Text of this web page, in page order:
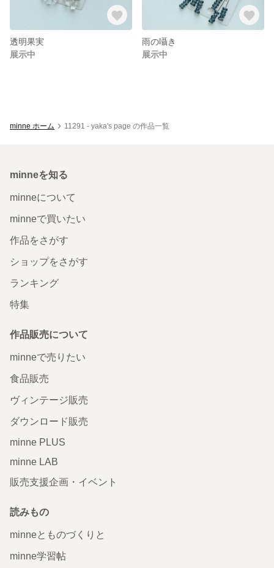
透明果実
展示中
雨の囁き
展示中
minne ホーム 11291 - yaka's page の作品一覧
minneを知る
minneについて
minneで買いたい
作品をさがす
ショップをさがす
ランキング
特集
作品販売について
minneで売りたい
食品販売
ヴィンテージ販売
ダウンロード販売
minne PLUS
minne LAB
販売支援企画・イベント
読みもの
minneとものづくりと
minne学習帖